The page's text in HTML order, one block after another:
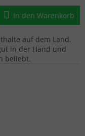
In den Warenkorb
auf dem Land.
in der Hand und
beliebt.